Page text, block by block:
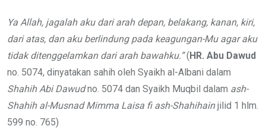
Ya Allah, jagalah aku dari arah depan, belakang, kanan, kiri,
dari atas, dan aku berlindung pada keagungan-Mu agar aku
tidak ditenggelamkan dari arah bawahku.”( HR. Abu Dawud
no. 5074, dinyatakan sahih oleh Syaikh al-Albani dalam
Shahih Abi Dawudno. 5074 dan Syaikh Muqbil dalam ash-
Shahih al-Musnad Mimma Laisa fi ash-Shahihainjilid 1 hlm.
599 no. 765)